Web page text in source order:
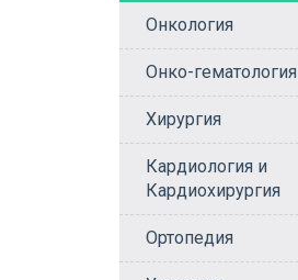
Онкология
Онко-гематология
Хирургия
Кардиология и
Кардиохирургия
Ортопедия